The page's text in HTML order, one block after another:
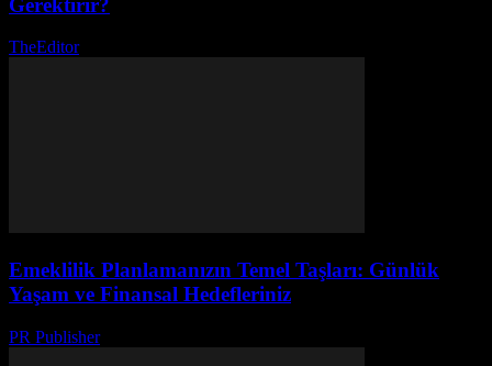
TheEditor-
Emeklilik Planlamanızın Temel Taşları: Günlük
Yaşam ve Finansal Hedefleriniz
PR Publisher-